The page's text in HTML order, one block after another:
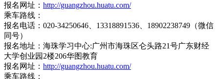
报名网址： http://guangzhou.huatu.com/
乘车路线：
报名电话：020-34250646、13318891536、18902238749（微信
同号）
报名地址：海珠学习中心:广州市海珠区仑头路21号广东财经
大学创业园2楼206华图教育
报名网址： http://guangzhou.huatu.com/
乘车路线：